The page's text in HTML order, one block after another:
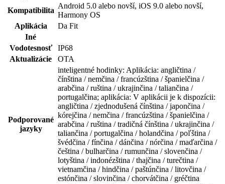
Kompatibilita
Android 5.0 alebo novší, iOS 9.0 alebo novší,
Harmony OS
Aplikácia
Da Fit
Iné
Vodotesnosť
IP68
Aktualizácie
OTA
Podporované
jazyky
inteligentné hodinky: Aplikácia: angličtina /
čínština / nemčina / francúzština / španielčina /
arabčina / ruština / ukrajinčina / taliančina /
portugalčina; aplikácia: V aplikácii je k dispozícii:
angličtina / zjednodušená čínština / japončina /
kórejčina / nemčina / francúzština / španielčina /
arabčina / ruština / tradičná čínština / ukrajinčina /
taliančina / portugalčina / holandčina / poľština /
švédčina / fínčina / dánčina / nórčina / maďarčina /
čeština / bulharčina / rumunčina / slovenčina /
lotyština / indonézština / thajčina / turečtina /
vietnamčina / hindčina / paštúnčina / litovčina /
estónčina / slovinčina / chorvátčina / gréčtina